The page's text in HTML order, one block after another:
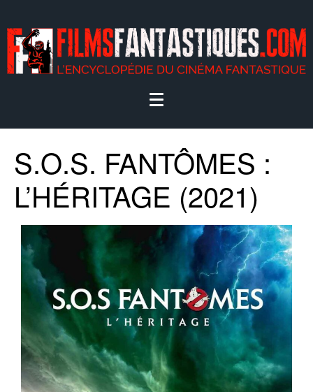
S.O.S. FANTÔMES :
L’HÉRITAGE (2021)